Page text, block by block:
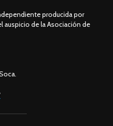
producida por
auspicio de la Asociación de